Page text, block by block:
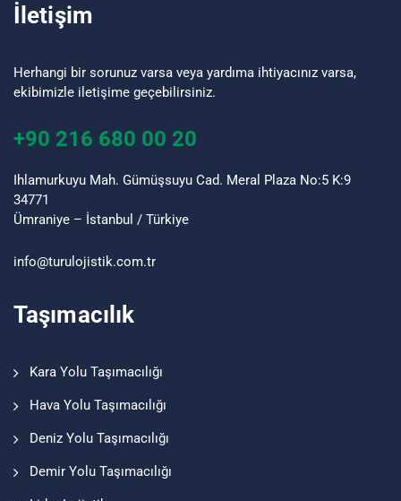
İletişim
Herhangi bir sorunuz varsa veya yardıma ihtiyacınız varsa,
ekibimizle iletişime geçebilirsiniz.
+90 216 680 00 20
Ihlamurkuyu Mah. Gümüşsuyu Cad. Meral Plaza No:5 K:9
34771
Ümraniye – İstanbul / Türkiye
info@turu lojistik.com.tr
Taşımacılık
Kara Yolu Taşımacılığı
Hava Yolu Taşımacılığı
Deniz Yolu Taşımacılığı
Demir Yolu Taşımacılığı